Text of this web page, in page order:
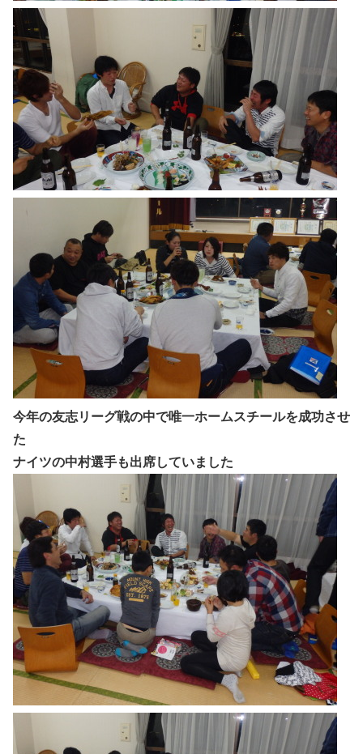
今年の友志リーグ戦の中で唯一ホームスチールを成功させ
た
ナイツの中村選手も出席していました